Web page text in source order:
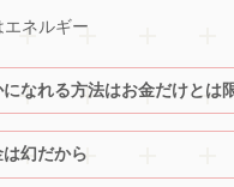
エネルギー
になれる方法はお金だけとは
は幻だから